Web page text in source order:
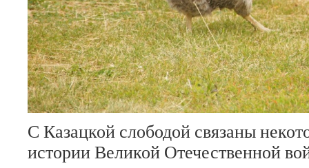
С Казацкой слободой связаны
истории Великой Отечественной